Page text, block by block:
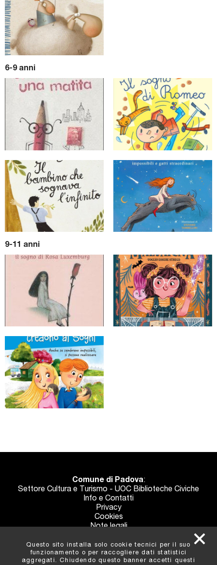
6-9 anni
9-11 anni
Comune di Padova:
Settore Cultura e Turismo - UOC Biblioteche Civiche
Info e Contatti
Privacy
Cookies
Note legali
Questo sito installa solo cookie tecnici per il suo
funzionamento o per raccogliere dati statistici
aggregati. Chiudendo questo banner accetti questi